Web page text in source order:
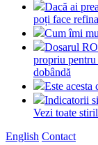
Dacă ai
poți face
Cum îmi
Dosarul
propriu
dobândă
Este
Indicatorii
Vezi toate
English Contact